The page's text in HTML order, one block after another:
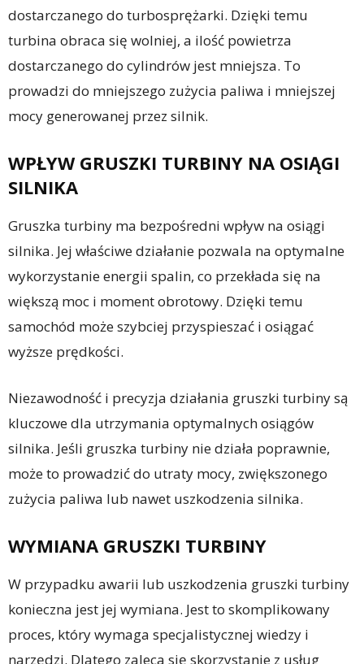
dostarczanego do turbosprężarki. Dzięki temu
turbina obraca się wolniej, a ilość powietrza
dostarczanego do cylindrów jest mniejsza. To
prowadzi do mniejszego zużycia paliwa i mniejszej
mocy generowanej przez silnik.
WPŁYW GRUSZKI TURBINY NA OSIĄGI
SILNIKA
Gruszka turbiny ma bezpośredni wpływ na osiągi
silnika. Jej właściwe działanie pozwala na optymalne
wykorzystanie energii spalin, co przekłada się na
większą moc i moment obrotowy. Dzięki temu
samochód może szybciej przyspieszać i osiągać
wyższe prędkości.
Niezawodność i precyzja działania gruszki turbiny są
kluczowe dla utrzymania optymalnych osiągów
silnika. Jeśli gruszka turbiny nie działa poprawnie,
może to prowadzić do utraty mocy, zwiększonego
zużycia paliwa lub nawet uszkodzenia silnika.
WYMIANA GRUSZKI TURBINY
W przypadku awarii lub uszkodzenia gruszki turbiny
konieczna jest jej wymiana. Jest to skomplikowany
proces, który wymaga specjalistycznej wiedzy i
narzędzi. Dlatego zaleca się skorzystanie z usług